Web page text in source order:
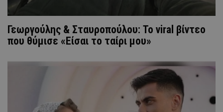
Γεωργούλης & Σταυροπούλου: Το viral βίντεο
που θύμισε «Είσαι το ταίρι μου»